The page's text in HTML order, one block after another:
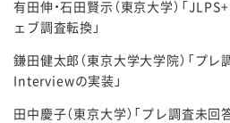
有田伸・石田賢示（東京大学）「
ェブ調査転換」
鎌田健太郎（東京大学大学院）「プ
Interviewの実装」
田中慶子（東京大学）「プレ調査未